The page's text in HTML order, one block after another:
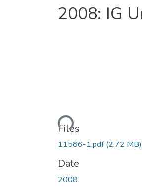
2008: IG
Loading...
Files
11586-1.pdf(2.72 MB)
Date
2008